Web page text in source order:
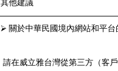
其他建議
⮚ 關於中華民國境內網站和平台
請在威立雅台灣從第三方（客